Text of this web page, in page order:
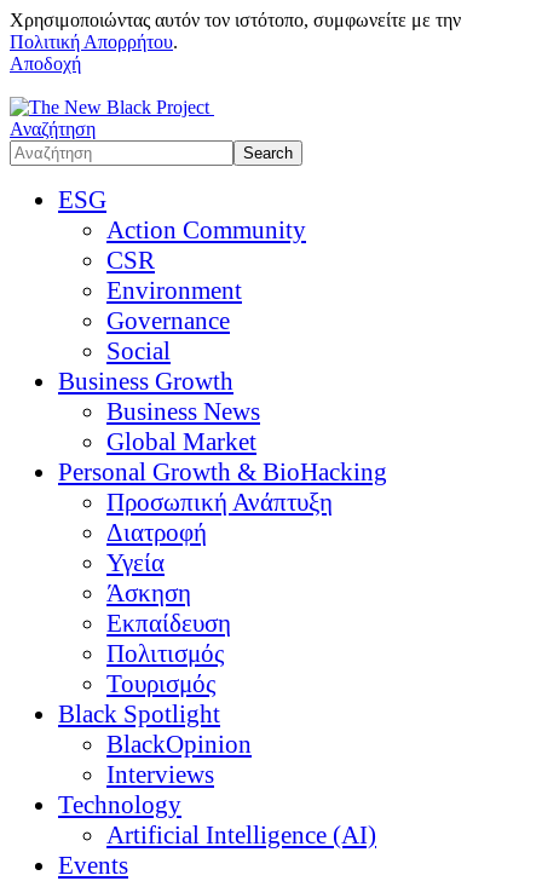
Χρησιμοποιώντας αυτόν τον ιστότοπο, συμφωνείτε με την
Πολιτική Απορρήτου.
Αποδοχή
Αναζήτηση
ESG
Action Community
CSR
Environment
Governance
Social
Business Growth
Business News
Global Market
Personal Growth & BioHacking
Προσωπική Ανάπτυξη
Διατροφή
Υγεία
Άσκηση
Εκπαίδευση
Πολιτισμός
Τουρισμός
Black Spotlight
BlackOpinion
Interviews
Technology
Artificial Intelligence (AI)
Events